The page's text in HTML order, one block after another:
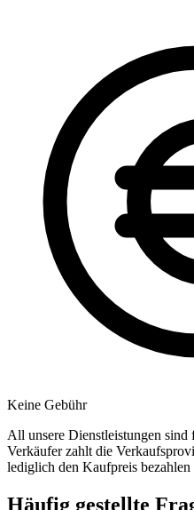
Keine Gebühr
All unsere Dienstleistungen
Verkäufer zahlt die
lediglich den Kaufpreis
Häufig gestellte